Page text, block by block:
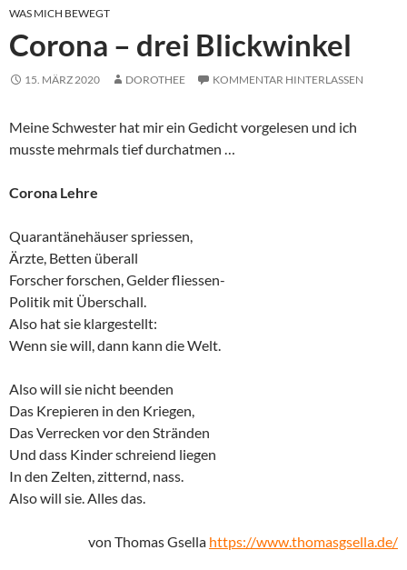
WAS MICH BEWEGT
Corona – drei Blickwinkel
15. MÄRZ 2020 DOROTHEE KOMMENTAR HINTERLASSEN
Meine Schwester hat mir ein Gedicht vorgelesen und ich
musste mehrmals tief durchatmen …
Corona Lehre
Quarantänehäuser spriessen,
Ärzte, Betten überall
Forscher forschen, Gelder fliessen-
Politik mit Überschall.
Also hat sie klargestellt:
Wenn sie will, dann kann die Welt.
Also will sie nicht beenden
Das Krepieren in den Kriegen,
Das Verrecken vor den Stränden
Und dass Kinder schreiend liegen
In den Zelten, zitternd, nass.
Also will sie. Alles das.
von Thomas Gsella https://www.thomasgsella.de/